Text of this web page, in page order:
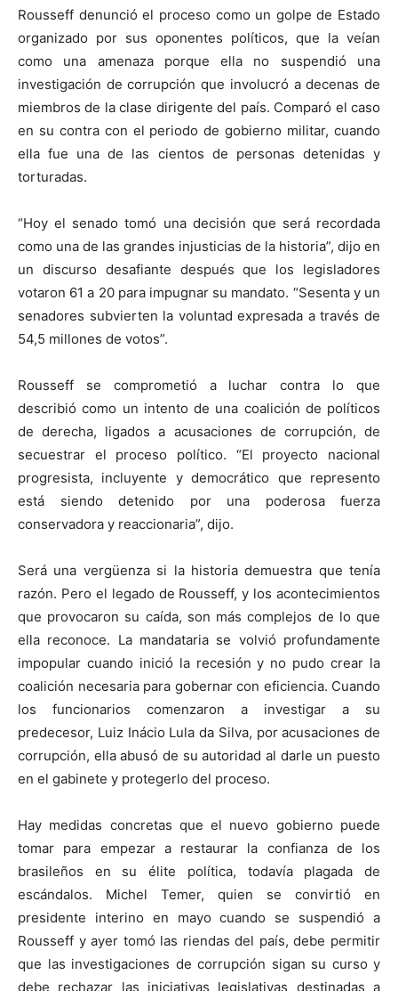
Rousseff denunció el proceso como un golpe de Estado
organizado por sus oponentes políticos, que la veían
como una amenaza porque ella no suspendió una
investigación de corrupción que involucró a decenas de
miembros de la clase dirigente del país. Comparó el caso
en su contra con el periodo de gobierno militar, cuando
ella fue una de las cientos de personas detenidas y
torturadas.
“Hoy el senado tomó una decisión que será recordada
como una de las grandes injusticias de la historia”, dijo en
un discurso desafiante después que los legisladores
votaron 61 a 20 para impugnar su mandato. “Sesenta y un
senadores subvierten la voluntad expresada a través de
54,5 millones de votos”.
Rousseff se comprometió a luchar contra lo que
describió como un intento de una coalición de políticos
de derecha, ligados a acusaciones de corrupción, de
secuestrar el proceso político. “El proyecto nacional
progresista, incluyente y democrático que represento
está siendo detenido por una poderosa fuerza
conservadora y reaccionaria”, dijo.
Será una vergüenza si la historia demuestra que tenía
razón. Pero el legado de Rousseff, y los acontecimientos
que provocaron su caída, son más complejos de lo que
ella reconoce. La mandataria se volvió profundamente
impopular cuando inició la recesión y no pudo crear la
coalición necesaria para gobernar con eficiencia. Cuando
los funcionarios comenzaron a investigar a su
predecesor, Luiz Inácio Lula da Silva, por acusaciones de
corrupción, ella abusó de su autoridad al darle un puesto
en el gabinete y protegerlo del proceso.
Hay medidas concretas que el nuevo gobierno puede
tomar para empezar a restaurar la confianza de los
brasileños en su élite política, todavía plagada de
escándalos. Michel Temer, quien se convirtió en
presidente interino en mayo cuando se suspendió a
Rousseff y ayer tomó las riendas del país, debe permitir
que las investigaciones de corrupción sigan su curso y
debe rechazar las iniciativas legislativas destinadas a